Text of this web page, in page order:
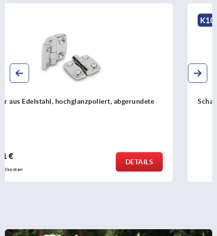
Scharniere aus Kunststoff mit Befestigungsbohrung
zzgl. Versandkosten